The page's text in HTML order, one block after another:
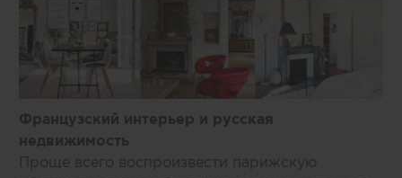
Французский интерьер и русская
недвижимость
Проще всего воспроизвести парижскую